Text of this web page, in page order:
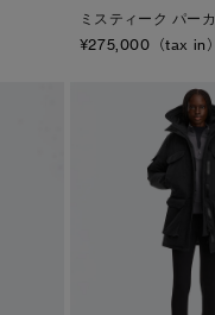
ミスティーク パーカ
¥275,000（tax in）